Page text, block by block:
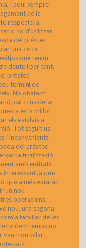
i aquí sempre
de la
respecte la
o no d’utilitzar
del préstec
una certa
que tenim
deute i per tant,
préstec
termini de
No obstant
cal considerar
és la millor
els estalvis a
Tot seguit us
i inconvenients
del préstec
la finalització
amb entitats
interessant ja que
que a més estaràs
un nou
operacions,
nou, una segona
familiar de les
temps no
van trontollar